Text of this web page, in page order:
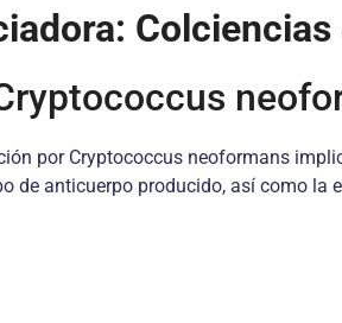
por Cryptococcus neoformans
de anticuerpo producido, así como la